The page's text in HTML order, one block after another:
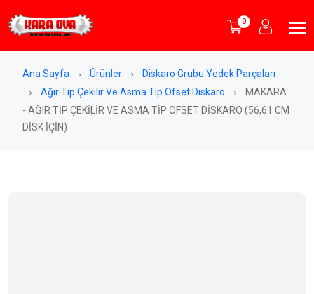
0
Ana Sayfa Ürünler
Diskaro Grubu Yedek Parçaları
Ağır Tip Çekilir Ve Asma Tip Ofset Diskaro
MAKARA
- AĞIR TİP ÇEKİLİR VE ASMA TİP OFSET DİSKARO (56,61 CM
DİSK İÇİN)